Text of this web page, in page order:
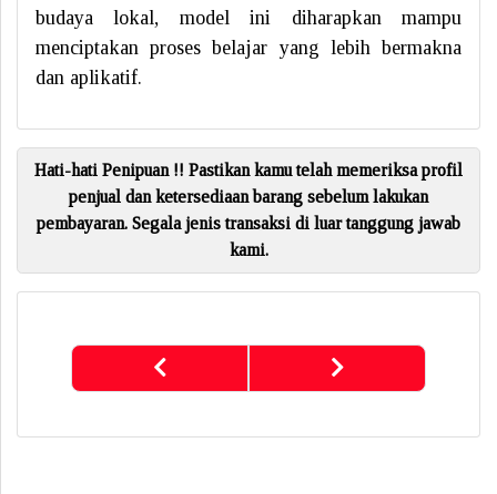
budaya lokal, model ini diharapkan mampu
menciptakan proses belajar yang lebih bermakna
dan aplikatif.
Hati-hati Penipuan !! Pastikan kamu telah memeriksa profil
penjual dan ketersediaan barang sebelum lakukan
pembayaran. Segala jenis transaksi di luar tanggung jawab
kami.